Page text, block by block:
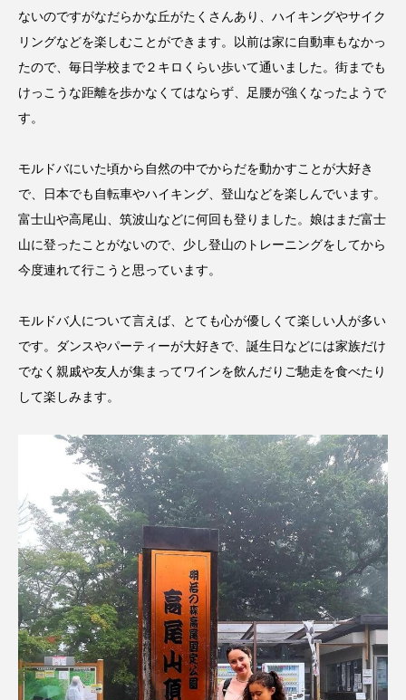
ないのですがなだらかな丘がたくさんあり、ハイキングやサイク
リングなどを楽しむことができます。以前は家に自動車もなかっ
たので、毎日学校まで２キロくらい歩いて通いました。街までも
けっこうな距離を歩かなくてはならず、足腰が強くなったようで
す。
モルドバにいた頃から自然の中でからだを動かすことが大好き
で、日本でも自転車やハイキング、登山などを楽しんでいます。
富士山や高尾山、筑波山などに何回も登りました。娘はまだ富士
山に登ったことがないので、少し登山のトレーニングをしてから
今度連れて行こうと思っています。
モルドバ人について言えば、とても心が優しくて楽しい人が多い
です。ダンスやパーティーが大好きで、誕生日などには家族だけ
でなく親戚や友人が集まってワインを飲んだりご馳走を食べたり
して楽しみます。